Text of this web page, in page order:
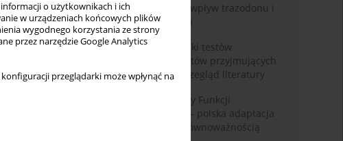
o użytkownikach i ich
w urządzeniach końcowych plików
wygodnego korzystania ze strony
przez narzędzie Google Analytics
przeglądarki może wpłynąć na
Leczenie bezsenności – wpływ trazodonu i
leków nasennych na sen
Fałszywie dodatnie wyniki testów
narkotykowych u pacjentów przyjmujących
leki psychotropowe – przegląd literatury
Montrealska Skala Oceny Funkcji
Poznawczych MoCA 7.2.– polska adaptacja
metody i badania nad równoważnością